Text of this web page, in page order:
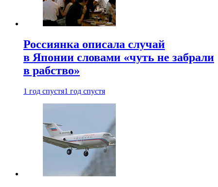
Россиянка описала случай
в Японии словами «чуть не забрали
в рабство»
1 год спустя1 год спустя